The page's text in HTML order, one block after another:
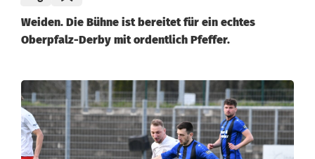
Weiden. Die Bühne ist bereitet für ein echtes
Oberpfalz-Derby mit ordentlich Pfeffer.
B
a
y